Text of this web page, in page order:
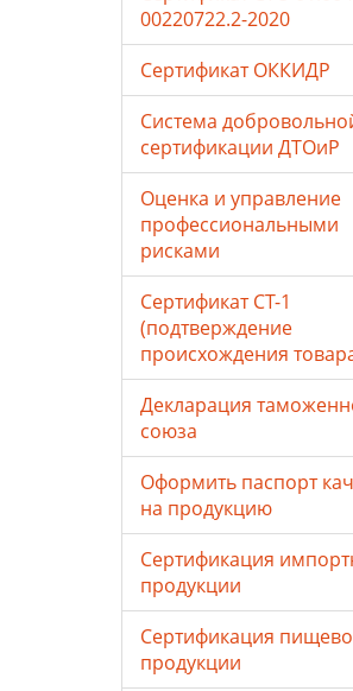
00220722.2-2020
Сертификат ОККИДР
Система
сертификации ДТОиР
Оценка и управление
профессиональными
рисками
Сертификат СТ-1
(подтверждение
происхождения
Декларация
союза
Оформить паспорт
на продукцию
Сертификация
продукции
Сертификация
продукции